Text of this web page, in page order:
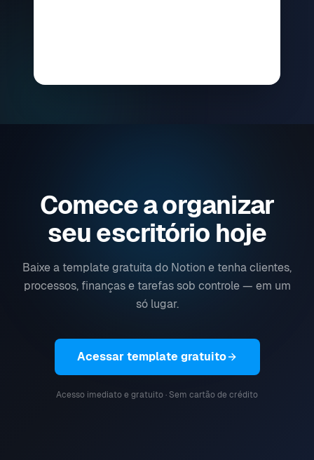
Comece a organizar
seu escritório hoje
Baixe a template gratuita do Notion e tenha clientes,
processos, finanças e tarefas sob controle — em um
só lugar.
Acessar template gratuito
Acesso imediato e gratuito · Sem cartão de crédito